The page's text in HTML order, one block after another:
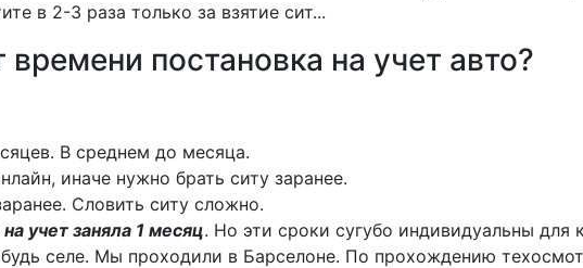
в 2-3 раза только за взятие сит...
постановка на учет авто?
В среднем до месяца.
иначе нужно брать ситу заранее.
Словить ситу сложно.
учет заняла 1 месяц. Но эти сроки сугубо индивидуальны
селе. Мы проходили в Барселоне. По прохождению